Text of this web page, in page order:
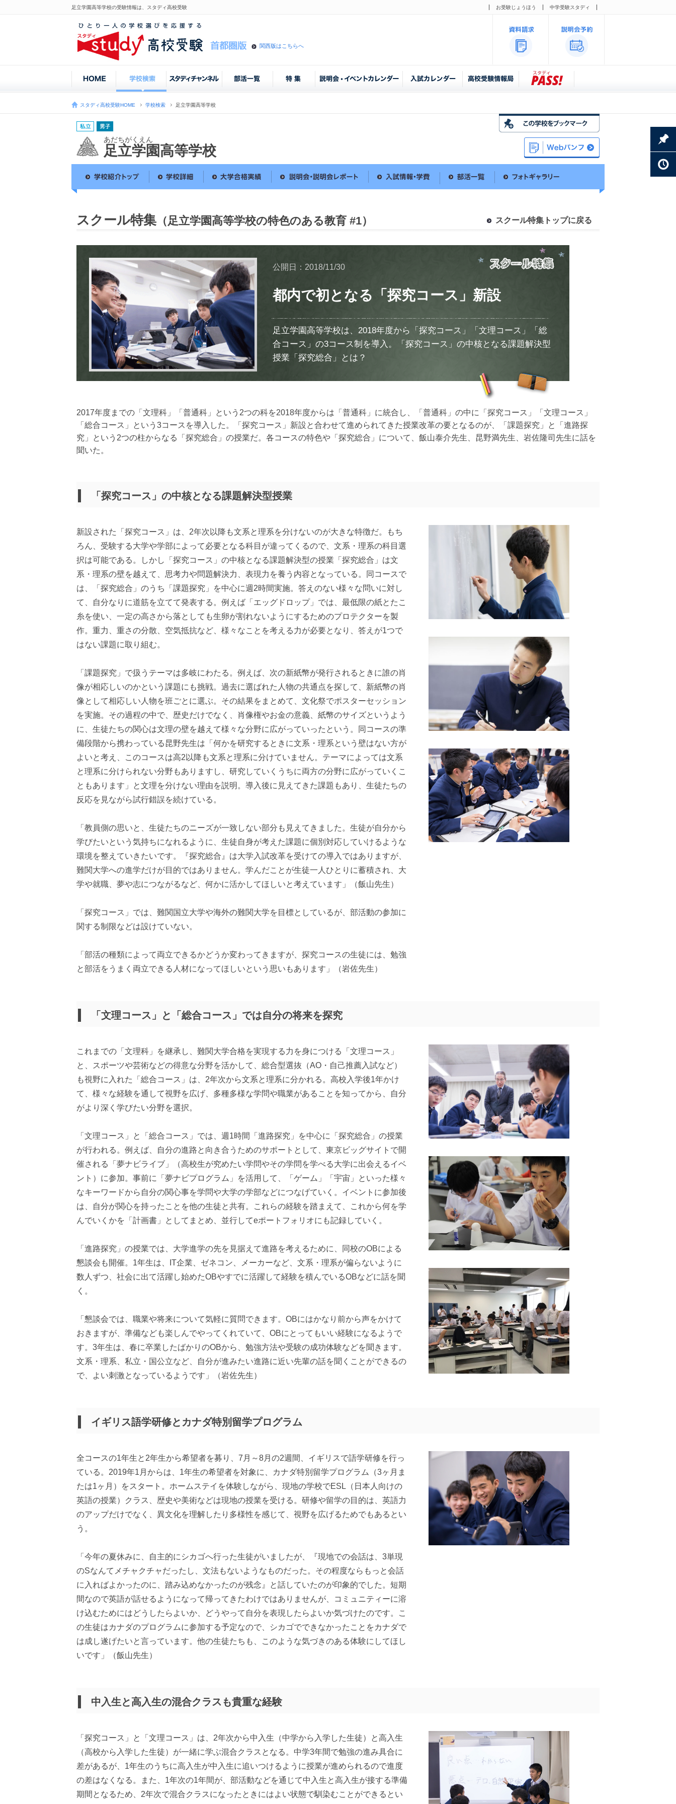
足立学園高等学校の受験情報は、スタディ高校受験 お受験じょうほう 中学受験スタディ
関西版はこちらへ
スタディ高校受験HOME 学校検索 足立学園高等学校
あだちがくえん
足立学園高等学校
スクール特集 （足立学園高等学校の特色のある教育 #1） スクール特集トップに戻る
公開日：2018/11/30
都内で初となる「探究コース」新設
足立学園高等学校は、2018年度から「探究コース」「文理コース」「総
合コース」の3コース制を導入。「探究コース」の中核となる課題解決型
授業「探究総合」とは？
2017年度までの「文理科」「普通科」という2つの科を2018年度からは「普通科」に統合し、「普通科」の中に「探究コース」「文理コース」
「総合コース」という3コースを導入した。「探究コース」新設と合わせて進められてきた授業改革の要となるのが、「課題探究」と「進路探
究」という2つの柱からなる「探究総合」の授業だ。各コースの特色や「探究総合」について、飯山泰介先生、昆野満先生、岩佐隆司先生に話を
聞いた。
「探究コース」の中核となる課題解決型授業
新設された「探究コース」は、2年次以降も文系と理系を分けないのが大きな特徴だ。もち
ろん、受験する大学や学部によって必要となる科目が違ってくるので、文系・理系の科目選
択は可能である。しかし「探究コース」の中核となる課題解決型の授業「探究総合」は文
系・理系の壁を越えて、思考力や問題解決力、表現力を養う内容となっている。同コースで
は、「探究総合」のうち「課題探究」を中心に週2時間実施。答えのない様々な問いに対し
て、自分なりに道筋を立てて発表する。例えば「エッグドロップ」では、最低限の紙とたこ
糸を使い、一定の高さから落としても生卵が割れないようにするためのプロテクターを製
作。重力、重さの分散、空気抵抗など、様々なことを考える力が必要となり、答えが1つで
はない課題に取り組む。
「課題探究」で扱うテーマは多岐にわたる。例えば、次の新紙幣が発行されるときに誰の肖
像が相応しいのかという課題にも挑戦。過去に選ばれた人物の共通点を探して、新紙幣の肖
像として相応しい人物を班ごとに選ぶ。その結果をまとめて、文化祭でポスターセッション
を実施。その過程の中で、歴史だけでなく、肖像権やお金の意義、紙幣のサイズというよう
に、生徒たちの関心は文理の壁を越えて様々な分野に広がっていったという。同コースの準
備段階から携わっている昆野先生は「何かを研究するときに文系・理系という壁はない方が
よいと考え、このコースは高2以降も文系と理系に分けていません。テーマによっては文系
と理系に分けられない分野もありますし、研究していくうちに両方の分野に広がっていくこ
ともあります」と文理を分けない理由を説明。導入後に見えてきた課題もあり、生徒たちの
反応を見ながら試行錯誤を続けている。
「教員側の思いと、生徒たちのニーズが一致しない部分も見えてきました。生徒が自分から
学びたいという気持ちになれるように、生徒自身が考えた課題に個別対応していけるような
環境を整えていきたいです。『探究総合』は大学入試改革を受けての導入ではありますが、
難関大学への進学だけが目的ではありません。学んだことが生徒一人ひとりに蓄積され、大
学や就職、夢や志につながるなど、何かに活かしてほしいと考えています」（飯山先生）
「探究コース」では、難関国立大学や海外の難関大学を目標としているが、部活動の参加に
関する制限などは設けていない。
「部活の種類によって両立できるかどうか変わってきますが、探究コースの生徒には、勉強
と部活をうまく両立できる人材になってほしいという思いもあります」（岩佐先生）
「文理コース」と「総合コース」では自分の将来を探究
これまでの「文理科」を継承し、難関大学合格を実現する力を身につける「文理コース」
と、スポーツや芸術などの得意な分野を活かして、総合型選抜（AO・自己推薦入試など）
も視野に入れた「総合コース」は、2年次から文系と理系に分かれる。高校入学後1年かけ
て、様々な経験を通して視野を広げ、多種多様な学問や職業があることを知ってから、自分
がより深く学びたい分野を選択。
「文理コース」と「総合コース」では、週1時間「進路探究」を中心に「探究総合」の授業
が行われる。例えば、自分の進路と向き合うためのサポートとして、東京ビッグサイトで開
催される「夢ナビライブ」（高校生が究めたい学問やその学問を学べる大学に出会えるイベ
ント）に参加。事前に「夢ナビプログラム」を活用して、「ゲーム」「宇宙」といった様々
なキーワードから自分の関心事を学問や大学の学部などにつなげていく。イベントに参加後
は、自分が関心を持ったことを他の生徒と共有。これらの経験を踏まえて、これから何を学
んでいくかを「計画書」としてまとめ、並行してeポートフォリオにも記録していく。
「進路探究」の授業では、大学進学の先を見据えて進路を考えるために、同校のOBによる
懇談会も開催。1年生は、IT企業、ゼネコン、メーカーなど、文系・理系が偏らないように
数人ずつ、社会に出て活躍し始めたOBやすでに活躍して経験を積んでいるOBなどに話を聞
く。
「懇談会では、職業や将来について気軽に質問できます。OBにはかなり前から声をかけて
おきますが、準備なども楽しんでやってくれていて、OBにとってもいい経験になるようで
す。3年生は、春に卒業したばかりのOBから、勉強方法や受験の成功体験などを聞きます。
文系・理系、私立・国公立など、自分が進みたい進路に近い先輩の話を聞くことができるの
で、よい刺激となっているようです」（岩佐先生）
イギリス語学研修とカナダ特別留学プログラム
全コースの1年生と2年生から希望者を募り、7月～8月の2週間、イギリスで語学研修を行っ
ている。2019年1月からは、1年生の希望者を対象に、カナダ特別留学プログラム（3ヶ月ま
たは1ヶ月）をスタート。ホームステイを体験しながら、現地の学校でESL（日本人向けの
英語の授業）クラス、歴史や美術などは現地の授業を受ける。研修や留学の目的は、英語力
のアップだけでなく、異文化を理解したり多様性を感じて、視野を広げるためでもあるとい
う。
「今年の夏休みに、自主的にシカゴへ行った生徒がいましたが、『現地での会話は、3単現
のSなんてメチャクチャだったし、文法もないようなものだった。その程度ならもっと会話
に入ればよかったのに、踏み込めなかったのが残念』と話していたのが印象的でした。短期
間なので英語が話せるようになって帰ってきたわけではありませんが、コミュニティーに溶
け込むためにはどうしたらよいか、どうやって自分を表現したらよいか気づけたのです。こ
の生徒はカナダのプログラムに参加する予定なので、シカゴでできなかったことをカナダで
は成し遂げたいと言っています。他の生徒たちも、このような気づきのある体験にしてほし
いです」（飯山先生）
中入生と高入生の混合クラスも貴重な経験
「探究コース」と「文理コース」は、2年次から中入生（中学から入学した生徒）と高入生
（高校から入学した生徒）が一緒に学ぶ混合クラスとなる。中学3年間で勉強の進み具合に
差があるが、1年生のうちに高入生が中入生に追いつけるように授業が進められるので進度
の差はなくなる。また、1年次の1年間が、部活動などを通じて中入生と高入生が接する準備
期間となるため、2年次で混合クラスになったときにはよい状態で馴染むことができるとい